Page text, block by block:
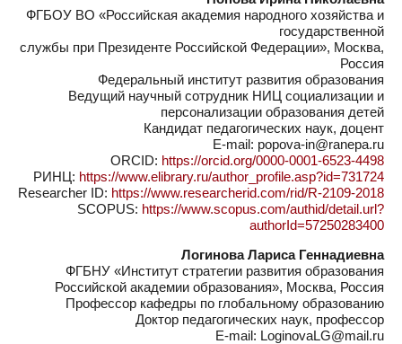
ФГБОУ ВО «Российская академия народного хозяйства и
государственной
службы при Президенте Российской Федерации», Москва,
Россия
Федеральный институт развития образования
Ведущий научный сотрудник НИЦ социализации и
персонализации образования детей
Кандидат педагогических наук, доцент
E-mail: popova-in@ranepa.ru
ORCID: https://orcid.org/0000-0001-6523-4498
РИНЦ: https://www.elibrary.ru/author_profile.asp?id=731724
Researcher ID: https://www.researcherid.com/rid/R-2109-2018
SCOPUS: https://www.scopus.com/authid/detail.url?
authorId=57250283400
Логинова Лариса Геннадиевна
ФГБНУ «Институт стратегии развития образования
Российской академии образования», Москва, Россия
Профессор кафедры по глобальному образованию
Доктор педагогических наук, профессор
E-mail: LoginovaLG@mail.ru